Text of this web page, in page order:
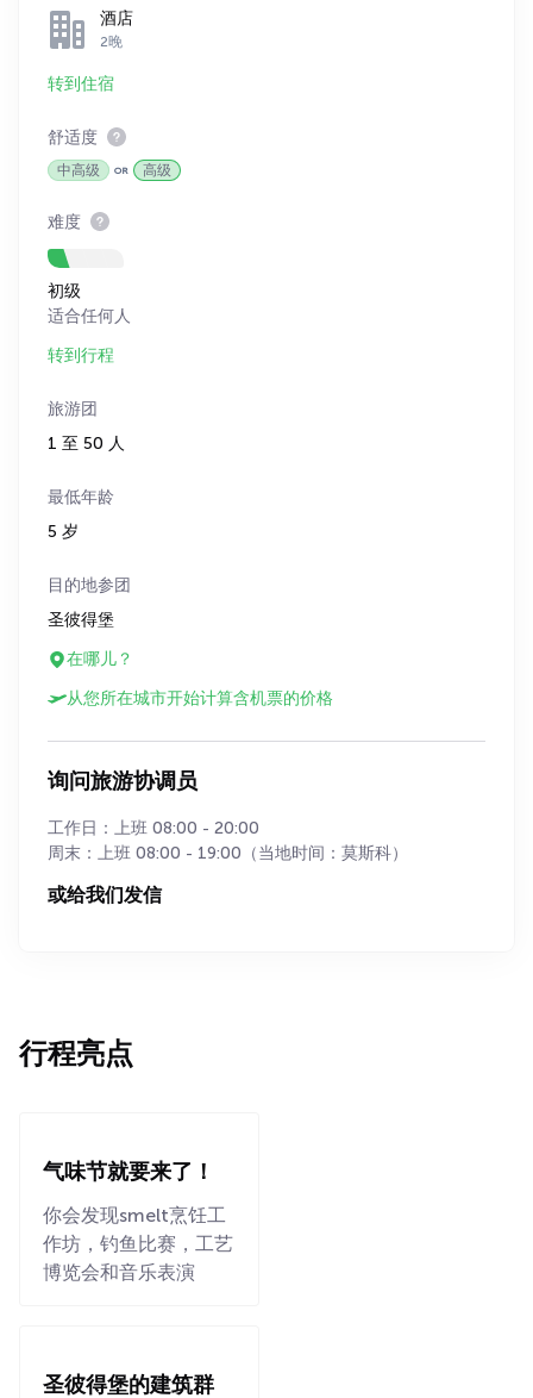
酒店
2晚
转到住宿
舒适度
中高级 高级
难度
初级
适合任何人
转到行程
旅游团
1 至 50 人
最低年龄
5 岁
目的地参团
圣彼得堡
在哪儿？
从您所在城市开始计算含机票的价格
询问旅游协调员
工作日：上班 08:00 - 20:00
周末：上班 08:00 - 19:00（当地时间：莫斯科）
或给我们发信
行程亮点
气味节就要来了！
你会发现smelt烹饪工
作坊，钓鱼比赛，工艺
博览会和音乐表演
圣彼得堡的建筑群